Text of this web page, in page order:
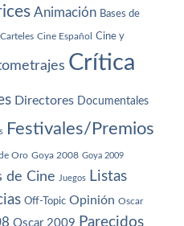
Animación Bases de
Carteles Cine Español Cine y
Crítica
Directores Documentales
Festivales/Premios
Oro Goya 2008 Goya 2009
de Cine Juegos Listas
Off-Topic Opinión Oscar
Oscar 2009 Parecidos